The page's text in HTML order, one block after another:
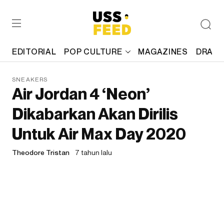
EDITORIAL POP CULTURE MAGAZINES
SNEAKERS
Air Jordan 4 ‘Neon’
Dikabarkan Akan Dirilis
Untuk Air Max Day 2020
Theodore Tristan 7 tahun lalu